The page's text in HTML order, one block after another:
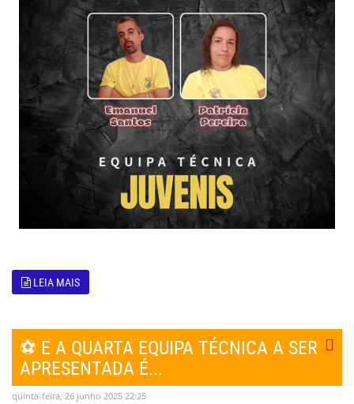
LEIA MAIS
⚽ E A QUARTA EQUIPA TÉCNICA A SER
APRESENTADA É...
quinta-feira, 26 junho 2025 22:25